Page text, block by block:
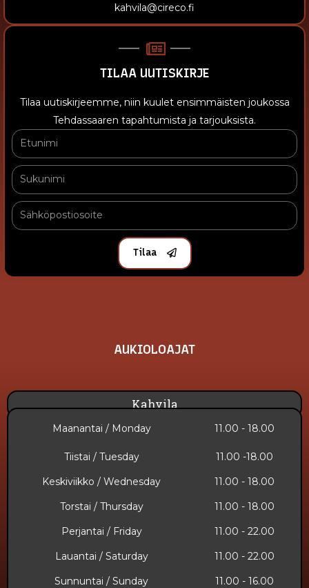
kahvila@cireco.fi
TILAA UUTISKIRJE
Tilaa uutiskirjeemme, niin kuulet ensimmäisten joukossa
Tehdassaaren tapahtumista ja tarjouksista.
Tilaa
AUKIOLOAJAT
Kahvila
Maanantai / Monday 11.00 - 18.00
Tiistai / Tuesday
11.00 -18.00
Keskiviikko / Wednesday
11.00 - 18.00
Torstai / Thursday
11.00 - 18.00
Perjantai / Friday
11.00 - 22.00
Lauantai / Saturday
11.00 - 22.00
Sunnuntai​ / Sunday
11.00 - 16.00